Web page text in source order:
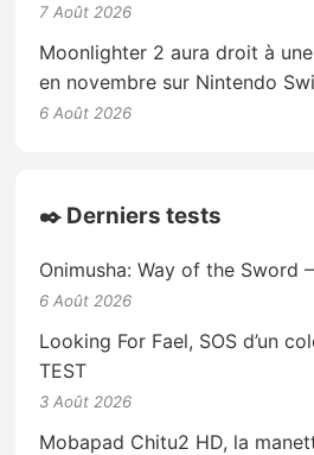
7 Août 2026
Moonlighter 2 aura droit à
en novembre sur Nintendo
6 Août 2026
✒️ Derniers tests
Onimusha: Way of the Sword
6 Août 2026
Looking For Fael, SOS d’un
TEST
3 Août 2026
Mobapad Chitu2 HD, la